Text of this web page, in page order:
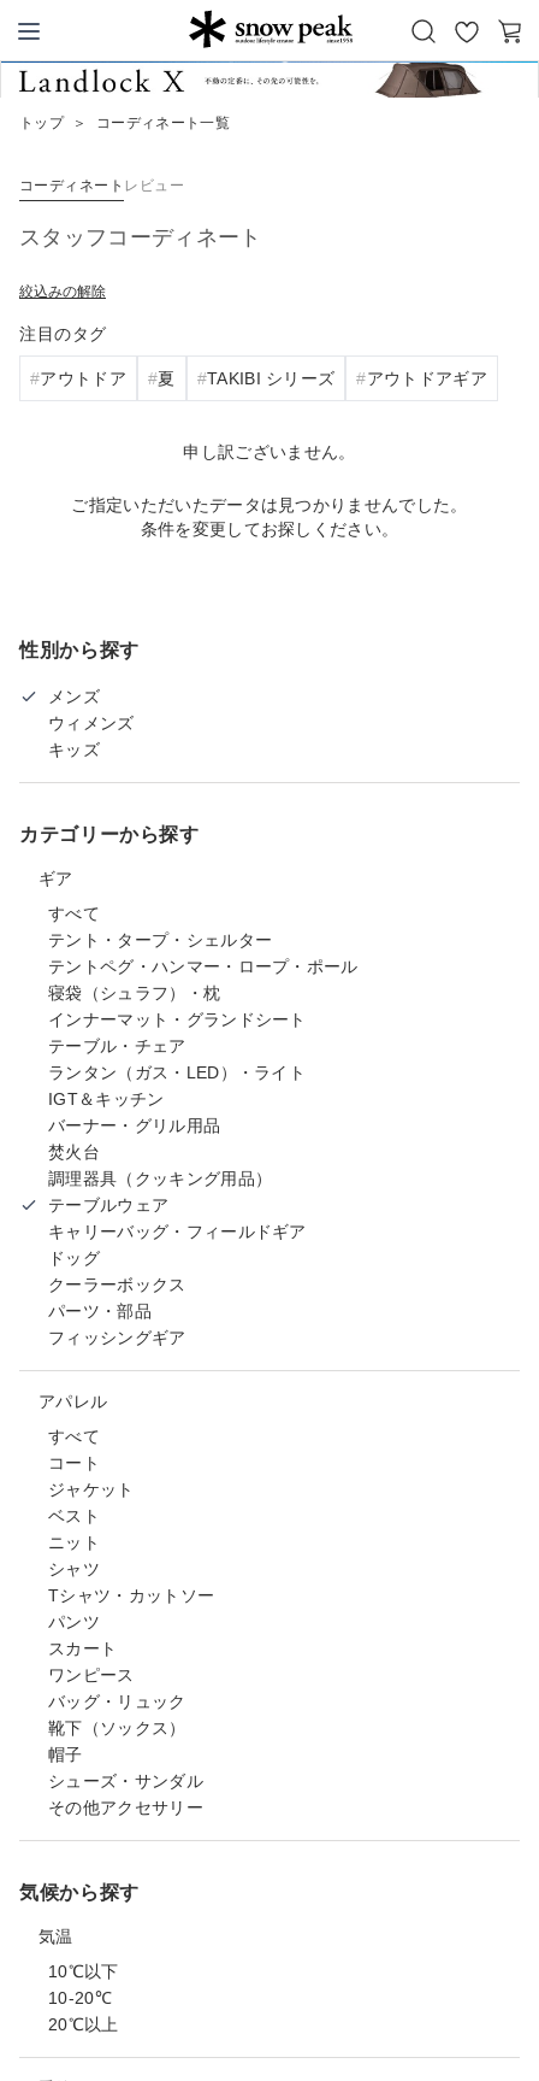
Snow Peak
お
気
カ
トップ ＞ コーディネート一覧
コーディネート レビュー
スタッフコーディネート
絞込みの解除
注目のタグ
アウトドア 夏 TAKIBI シリーズ アウトドアギア
申し訳ございません。
ご指定いただいたデータは見つかりませんでした。
条件を変更してお探しください。
性別から探す
メンズ
ウィメンズ
キッズ
カテゴリーから探す
ギア
すべて
テント・タープ・シェルター
テントペグ・ハンマー・ロープ・ポール
寝袋（シュラフ）・枕
インナーマット・グランドシート
テーブル・チェア
ランタン（ガス・LED）・ライト
IGT＆キッチン
バーナー・グリル用品
焚火台
調理器具（クッキング用品）
テーブルウェア
キャリーバッグ・フィールドギア
ドッグ
クーラーボックス
パーツ・部品
フィッシングギア
アパレル
すべて
コート
ジャケット
ベスト
ニット
シャツ
Tシャツ・カットソー
パンツ
スカート
ワンピース
バッグ・リュック
靴下（ソックス）
帽子
シューズ・サンダル
その他アクセサリー
気候から探す
気温
10℃以下
10-20℃
20℃以上